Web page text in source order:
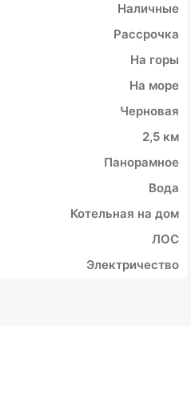
Наличные
Рассрочка
На горы
На море
Черновая
2,5 км
Панорамное
Вода
Котельная на дом
ЛОС
Электричество